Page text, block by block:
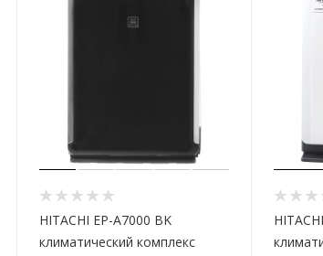
HITACHI EP-A7000 BK
климатический комплекс